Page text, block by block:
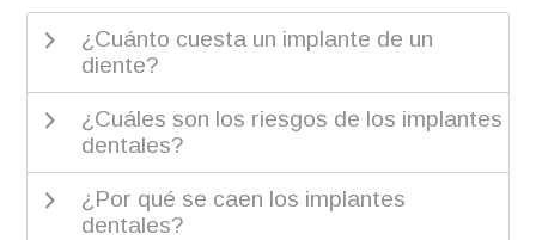
¿Cuánto cuesta un implante de un
diente?
¿Cuáles son los riesgos de los implantes
dentales?
¿Por qué se caen los implantes
dentales?